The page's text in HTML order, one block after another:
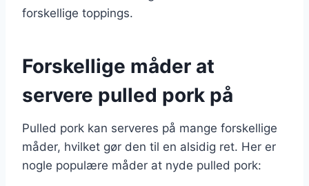
forskellige toppings.
Forskellige måder at
servere pulled pork på
Pulled pork kan serveres på mange forskellige
måder, hvilket gør den til en alsidig ret. Her er
nogle populære måder at nyde pulled pork: